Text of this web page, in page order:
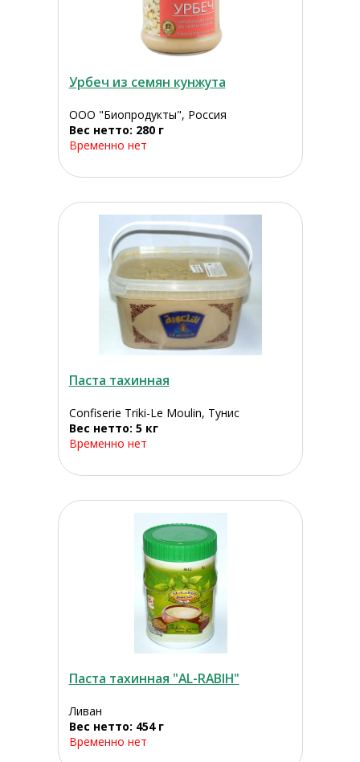
Урбеч из семян кунжута
ООО "Биопродукты", Россия
Вес нетто: 280 г
Временно нет
Паста тахинная
Confiserie Triki-Le Moulin, Тунис
Вес нетто: 5 кг
Временно нет
Паста тахинная "AL-RABIH"
Ливан
Вес нетто: 454 г
Временно нет